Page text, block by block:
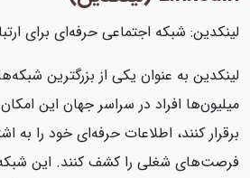
لینکدین: شبکه اجتماعی حرفه‌ای برای
لینکدین به عنوان یکی از بزرگترین
میلیون‌ها افراد در سراسر جهان این امکان
برقرار کنند، اطلاعات حرفه‌ای خود را به
فرصت‌های شغلی را کشف کنند. این شبکه